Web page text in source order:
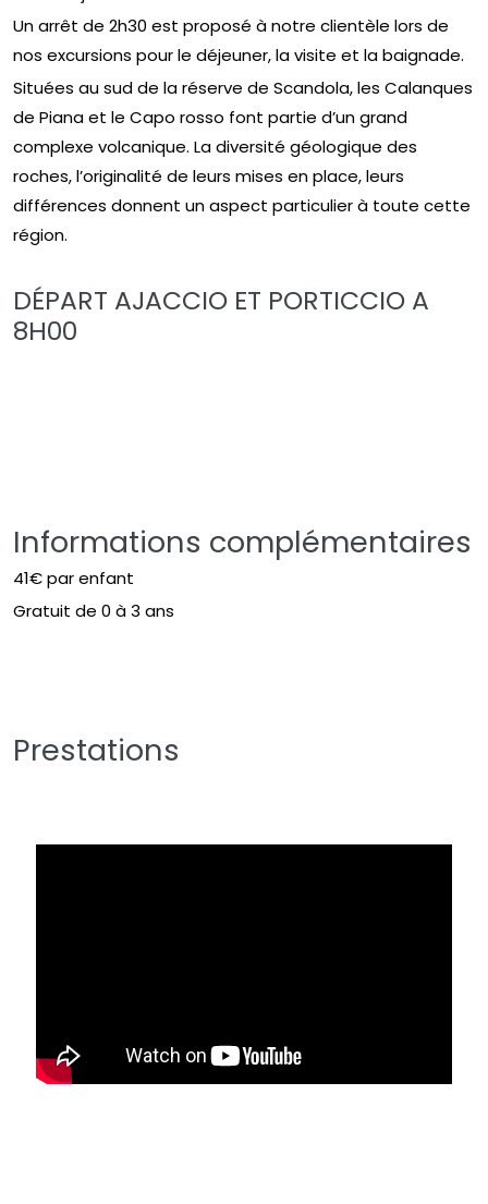
Un arrêt de 2h30 est proposé à notre clientèle lors de
nos excursions pour le déjeuner, la visite et la baignade.
Situées au sud de la réserve de Scandola, les Calanques
de Piana et le Capo rosso font partie d’un grand
complexe volcanique. La diversité géologique des
roches, l’originalité de leurs mises en place, leurs
différences donnent un aspect particulier à toute cette
région.
DÉPART AJACCIO ET PORTICCIO A
8H00
Informations complémentaires
41€ par enfant
Gratuit de 0 à 3 ans
Prestations